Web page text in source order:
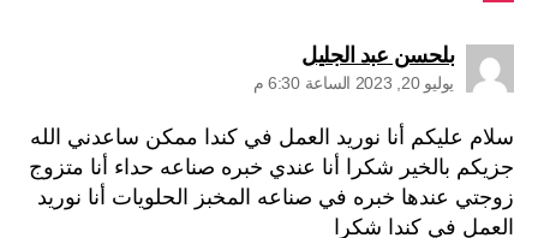
بلحسن عبد الجليل
يوليو 20, 2023 الساعة 6:30 م
سلام عليكم أنا نوريد العمل في كندا ممكن ساعدني الله
جزيكم بالخير شكرا أنا عندي خبره صناعه حداء أنا متزوج
زوجتي عندها خبره في صناعه المخبز الحلويات أنا نوريد
العمل في كندا شكرا